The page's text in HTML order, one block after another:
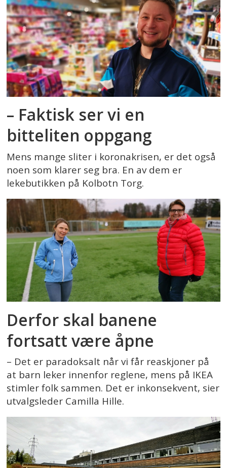
– Faktisk ser vi en
bitteliten oppgang
Mens mange sliter i koronakrisen, er det også
noen som klarer seg bra. En av dem er
lekebutikken på Kolbotn Torg.
Derfor skal banene
fortsatt være åpne
– Det er paradoksalt når vi får reaskjoner på
at barn leker innenfor reglene, mens på IKEA
stimler folk sammen. Det er inkonsekvent, sier
utvalgsleder Camilla Hille.